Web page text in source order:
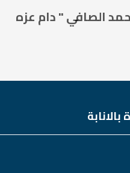
الصافي " دام عزه